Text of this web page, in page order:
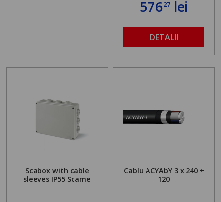
57627 lei
DETALII
Scabox with cable
sleeves IP55 Scame
Cablu ACYAbY 3 x 240 +
120